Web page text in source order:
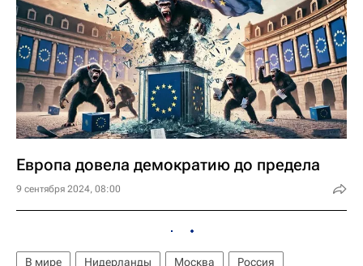
Европа довела демократию до предела
9 сентября 2024, 08:00
В мире Нидерланды Москва
Россия